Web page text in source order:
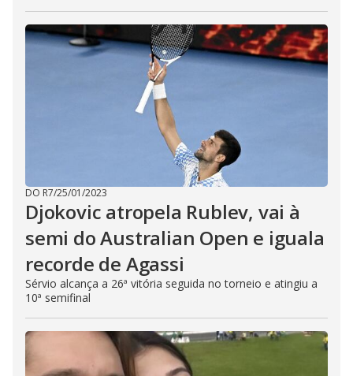
DO R7/25/01/2023
Djokovic atropela Rublev, vai à
semi do Australian Open e iguala
recorde de Agassi
Sérvio alcança a 26ª vitória seguida no torneio e atingiu a
10ª semifinal